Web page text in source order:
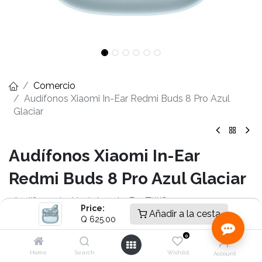
Price:
Q 625.00 Añadir a la cesta
Home Search
0
Wishlist Account
Comercio
Audífonos Xiaomi In-Ear Redmi Buds 8 Pro Azul
Glaciar
Audífonos Xiaomi In-Ear
Redmi Buds 8 Pro Azul Glaciar
-Audífonos inalámbricos In-Ear TWS
-Conexión Bluetooth 5.4
-Cancelación activa de ruido hasta 55 dB
-Hi-Res Audio Wireless con LDAC
-Dolby Audio